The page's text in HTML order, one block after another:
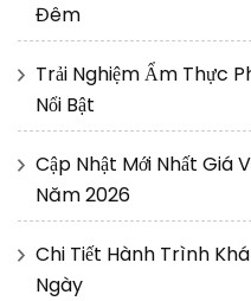
Đêm
Trải Nghiệm Ẩm Thực
Nổi Bật
Cập Nhật Mới Nhất
Năm 2026
Chi Tiết Hành Trình
Ngày